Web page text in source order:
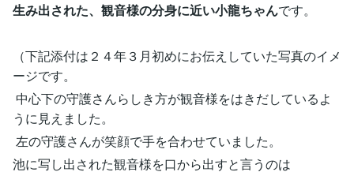
生み出された、観音様の分身に近い小龍ちゃんです。
（下記添付は２４年３月初めにお伝えしていた写真のイメ
ージです。
中心下の守護さんらしき方が観音様をはきだしているよ
うに見えました。
左の守護さんが笑顔で手を合わせていました。
池に写し出された観音様を口から出すと言うのは